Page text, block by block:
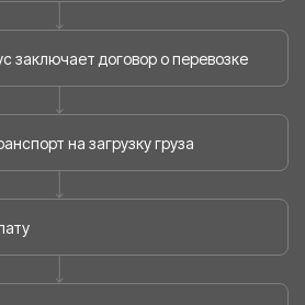
заключает договор о перевозке
на загрузку груза